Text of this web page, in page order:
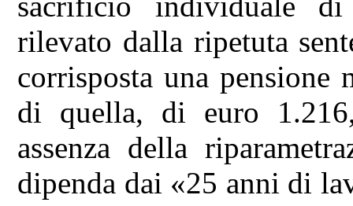
rilevato dalla ripetuta
corrisposta una
di quella, di euro
assenza della
dipenda dai «25 anni di